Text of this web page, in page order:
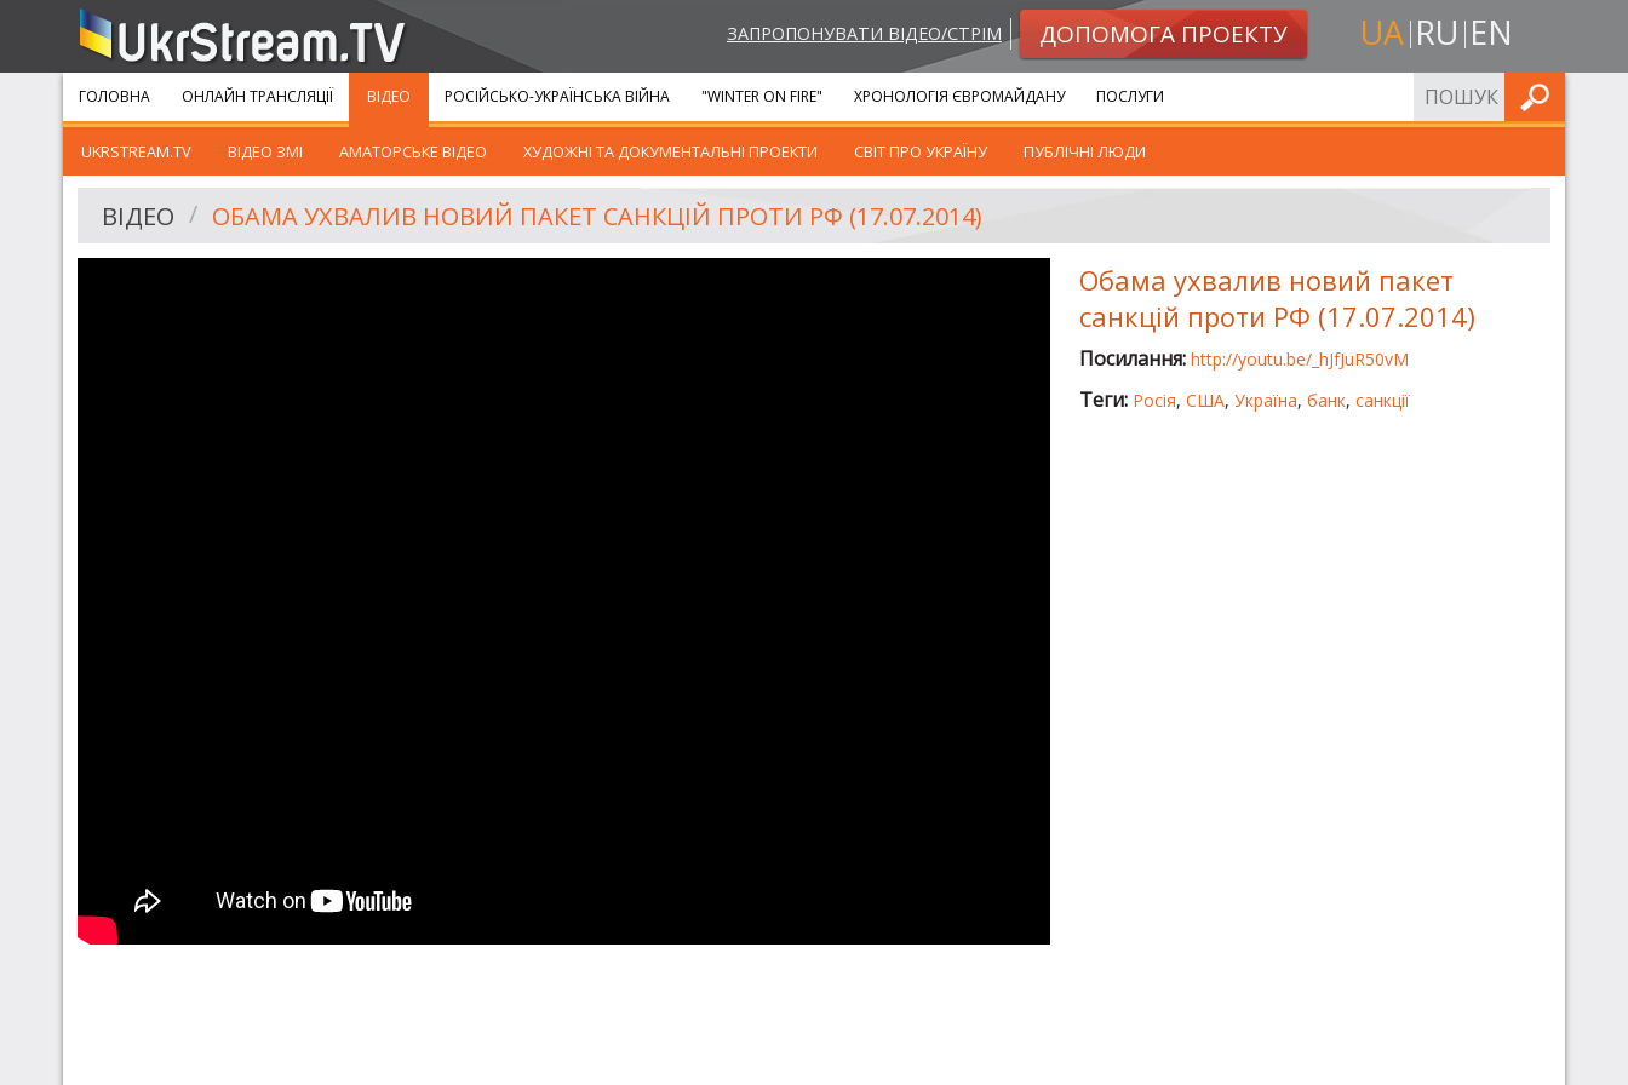
ЗАПРОПОНУВАТИ ВІДЕО/СТРІМ ДОПОМОГА ПРОЕКТУ UA RU EN
ГОЛОВНА ОНЛАЙН ТРАНСЛЯЦІЇ ВІДЕО
UKRSTREAM.TV ВІДЕО ЗМІ АМАТОРСЬКЕ ВІДЕО ХУДОЖНІ ТА ДОКУМЕНТАЛЬНІ ПРОЕКТИ СВІТ ПРО УКРАЇНУ ПУБЛІЧНІ ЛЮДИ
РОСІЙСЬКО-УКРАЇНСЬКА ВІЙНА "WINTER ON FIRE" ХРОНОЛОГІЯ ЄВРОМАЙДАНУ ПОСЛУГИ ШУКАТИ
ВІДЕО ОБАМА УХВАЛИВ НОВИЙ ПАКЕТ САНКЦІЙ ПРОТИ РФ (17.07.2014)
Обама ухвалив новий пакет
санкцій проти РФ (17.07.2014)
Посилання: http://youtu.be/_hJfJuR50vM
Теги: Росія, США, Україна, банк, санкції